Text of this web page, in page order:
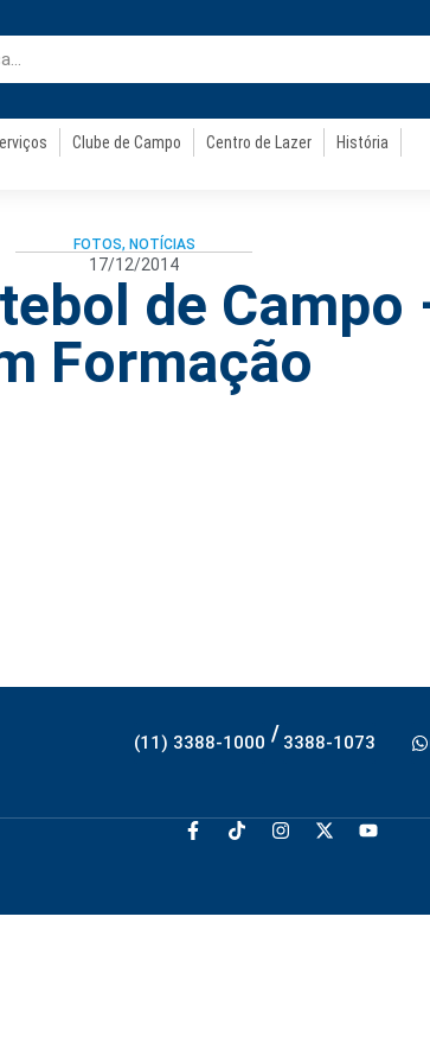
Clube de Campo Centro de Lazer
História
FOTOS, NOTÍCIAS
17/12/2014
de Campo
Formação
(11) 3388-1000 / 3388-1073